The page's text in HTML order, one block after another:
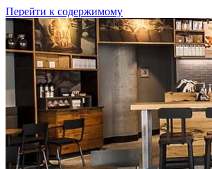
Перейти к содержимому